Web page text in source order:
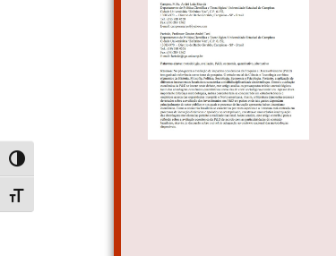
Alternar alto contraste
Alternar tamanho da fonte